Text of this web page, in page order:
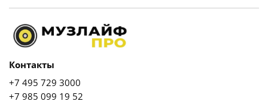
Контакты
+7 495 729 3000
+7 985 099 19 52